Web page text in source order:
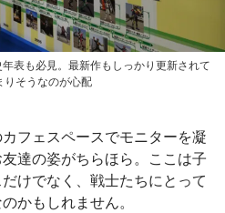
表も必見。最新作もしっかり更新されて
りそうなのが心配
フェスペースでモニターを凝
達の姿がちらほら。ここは子
けでなく、戦士たちにとって
かもしれません。